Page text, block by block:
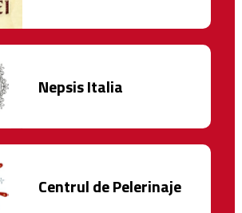
Nepsis Italia
Centrul de Pelerinaje